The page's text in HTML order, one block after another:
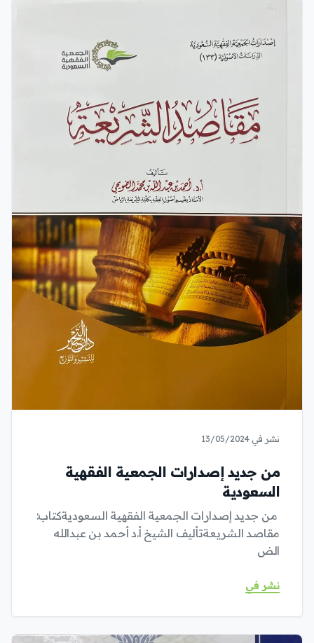
نشر في 13/05/2024
من جديد إصدارات الجمعية الفقهية
السعودية
من جديد إصدارات الجمعية الفقهية السعوديةكتاب:
مقاصد الشريعةتأليف الشيخ أ.د أحمد بن عبدالله
الض
نشر في